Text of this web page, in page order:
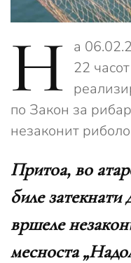
Н а
22
по Закон за
незаконит
Притоа, во
биле
вршеле
месноста